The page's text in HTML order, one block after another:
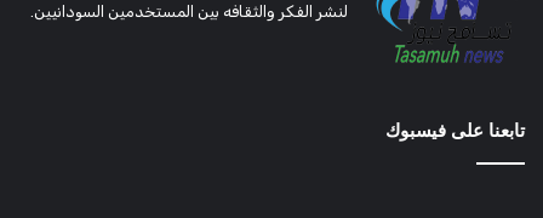
لنشر الفكر والثقافه بين المستخدمين السودانيين.
تابعنا على فيسبوك